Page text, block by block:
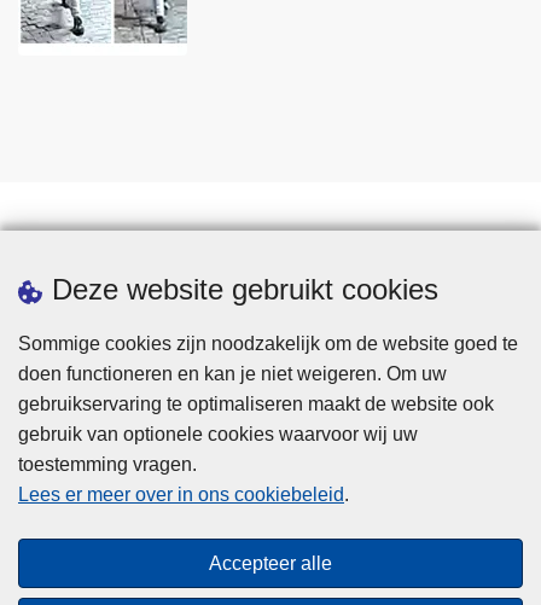
Deze website gebruikt cookies
Sommige cookies zijn noodzakelijk om de website goed te
doen functioneren en kan je niet weigeren. Om uw
gebruikservaring te optimaliseren maakt de website ook
gebruik van optionele cookies waarvoor wij uw
toestemming vragen.
Lees er meer over in ons cookiebeleid.
Accepteer alle
Privacy
Cookies
Toegankelijkheid